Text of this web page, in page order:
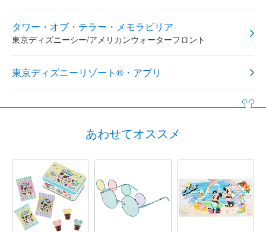
タワー・オブ・テラー・メモラビリア
東京ディズニーシー/アメリカンウォーターフロント
東京ディズニーリゾート®・アプリ
あわせてオススメ